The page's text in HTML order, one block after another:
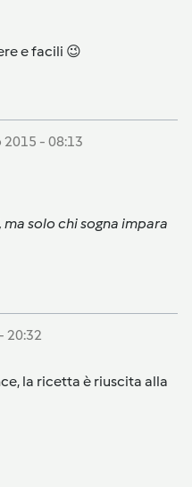
e facili 😉
2015 - 08:13
solo chi sogna impara
20:32
la ricetta è riuscita alla